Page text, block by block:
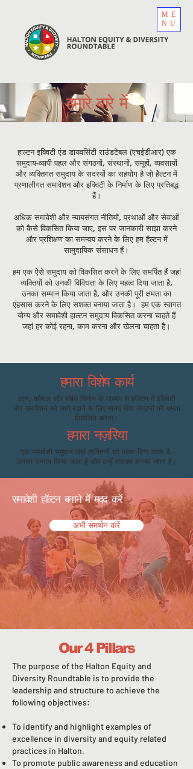
ME
NU
हमारे बारे में
हाल्टन इक्विटी एंड डायवर्सिटी राउंडटेबल (एचईडीआर) एक
समुदाय-व्यापी पहल और संगठनों, संस्थानों, समूहों, व्यवसायों
और व्यक्तिगत समुदाय के सदस्यों का सहयोग है जो हैल्टन में
प्रणालीगत समावेशन और इक्विटी के निर्माण के लिए प्रतिबद्ध
हैं।
अधिक समावेशी और न्यायसंगत नीतियों, प्रथाओं और सेवाओं
को कैसे विकसित किया जाए, इस पर जानकारी साझा करने
और प्रशिक्षण का समन्वय करने के लिए हम हैल्टन में
सामुदायिक संसाधन हैं।
हम एक ऐसे समुदाय को विकसित करने के लिए समर्पित हैं जहां
व्यक्तियों को उनकी विविधता के लिए महत्व दिया जाता है,
उनका सम्मान किया जाता है, और उनकी पूरी क्षमता का
एहसास करने के लिए सशक्त बनाया जाता है। हम एक स्वागत
योग्य और समावेशी हाल्टन समुदाय विकसित करना चाहते हैं
जहां हर कोई रहना, काम करना और खेलना चाहता है।
हमारा विशेष कार्य
ज्ञान, कौशल और संबंध निर्माण के माध्यम से हॉल्टन में इक्विटी
और समावेशन को आगे बढ़ाने के लिए मानव सेवा संगठनों की क्षमता
विकसित करना।
हमारा नज़रिया
एक समावेशी समुदाय जहां व्यक्तियों को महत्व दिया जाता है,
उनका सम्मान किया जाता है और उन्हें सशक्त बनाया जाता है।
समावेशी हॉल्टन बनाने में मदद करें
अभी समर्थन करें
Our 4 Pillars
The purpose of the Halton Equity and
Diversity Roundtable is to provide the
leadership and structure to achieve the
following objectives:
To identify and highlight examples of
excellence in diversity and equity related
practices in Halton.
To promote public awareness and education